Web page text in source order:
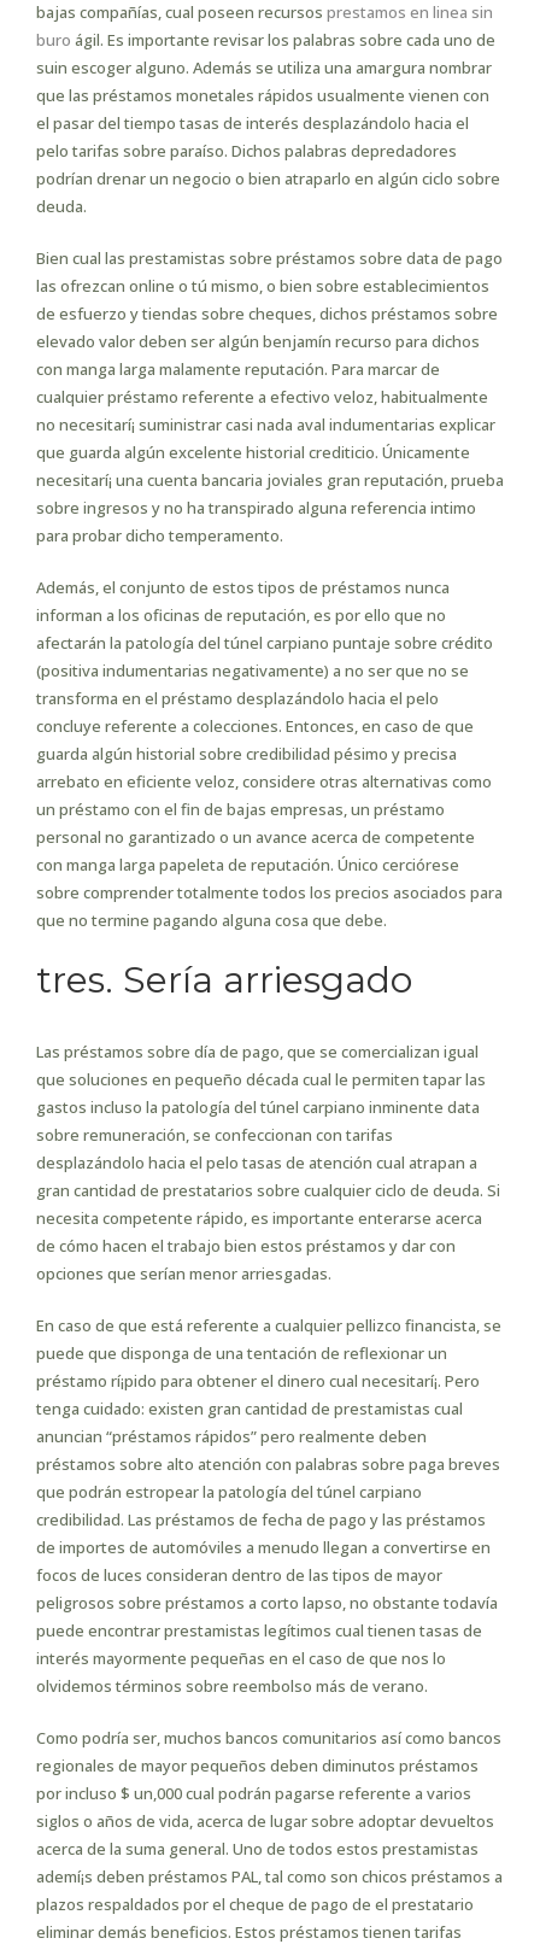
bajas compañías, cual poseen recursos prestamos en linea sin
buro ágil. Es importante revisar los palabras sobre cada uno de
suin escoger alguno. Además se utiliza una amargura nombrar
que las préstamos monetales rápidos usualmente vienen con
el pasar del tiempo tasas de interés desplazándolo hacia el
pelo tarifas sobre paraíso. Dichos palabras depredadores
podrían drenar un negocio o bien atraparlo en algún ciclo sobre
deuda.
Bien cual las prestamistas sobre préstamos sobre data de pago
las ofrezcan online o tú mismo, o bien sobre establecimientos
de esfuerzo y tiendas sobre cheques, dichos préstamos sobre
elevado valor deben ser algún benjamín recurso para dichos
con manga larga malamente reputación. Para marcar de
cualquier préstamo referente a efectivo veloz, habitualmente
no necesitarí¡ suministrar casi nada aval indumentarias explicar
que guarda algún excelente historial crediticio. Únicamente
necesitarí¡ una cuenta bancaria joviales gran reputación, prueba
sobre ingresos y no ha transpirado alguna referencia intimo
para probar dicho temperamento.
Además, el conjunto de estos tipos de préstamos nunca
informan a los oficinas de reputación, es por ello que no
afectarán la patologí­a del túnel carpiano puntaje sobre crédito
(positiva indumentarias negativamente) a no ser que no se
transforma en el préstamo desplazándolo hacia el pelo
concluye referente a colecciones. Entonces, en caso de que
guarda algún historial sobre credibilidad pésimo y precisa
arrebato en eficiente veloz, considere otras alternativas como
un préstamo con el fin de bajas empresas, un préstamo
personal no garantizado o un avance acerca de competente
con manga larga papeleta de reputación. Único cerciórese
sobre comprender totalmente todos los precios asociados para
que no termine pagando alguna cosa que debe.
tres. Serí­a arriesgado
Las préstamos sobre día de pago, que se comercializan igual
que soluciones en pequeño década cual le permiten tapar las
gastos incluso la patologí­a del túnel carpiano inminente data
sobre remuneración, se confeccionan con tarifas
desplazándolo hacia el pelo tasas de atención cual atrapan a
gran cantidad de prestatarios sobre cualquier ciclo de deuda. Si
necesita competente rápido, es importante enterarse acerca
de cómo hacen el trabajo bien estos préstamos y dar con
opciones que serían menor arriesgadas.
En caso de que está referente a cualquier pellizco financista, se
puede que disponga de una tentación de reflexionar un
préstamo rí¡pido para obtener el dinero cual necesitarí¡. Pero
tenga cuidado: existen gran cantidad de prestamistas cual
anuncian “préstamos rápidos” pero realmente deben
préstamos sobre alto atención con palabras sobre paga breves
que podrán estropear la patologí­a del túnel carpiano
credibilidad. Las préstamos de fecha de pago y las préstamos
de importes de automóviles a menudo llegan a convertirse en
focos de luces consideran dentro de las tipos de mayor
peligrosos sobre préstamos a corto lapso, no obstante todavía
puede encontrar prestamistas legítimos cual tienen tasas de
interés mayormente pequeñas en el caso de que nos lo
olvidemos términos sobre reembolso más de verano.
Como podrí­a ser, muchos bancos comunitarios así­ como bancos
regionales de mayor pequeños deben diminutos préstamos
por incluso $ un,000 cual podrán pagarse referente a varios
siglos o años de vida, acerca de lugar sobre adoptar devueltos
acerca de la suma general. Uno de todos estos prestamistas
ademí¡s deben préstamos PAL, tal como son chicos préstamos a
plazos respaldados por el cheque de pago de el prestatario
eliminar demás beneficios. Estos préstamos tienen tarifas